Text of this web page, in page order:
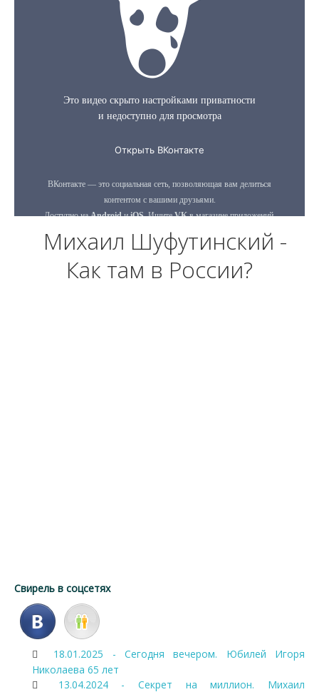
Михаил Шуфутинский -
Как там в России?
Свирель в соцсетях
18.01.2025 - Сегодня вечером. Юбилей Игоря
Николаева 65 лет
13.04.2024 - Секрет на миллион. Михаил